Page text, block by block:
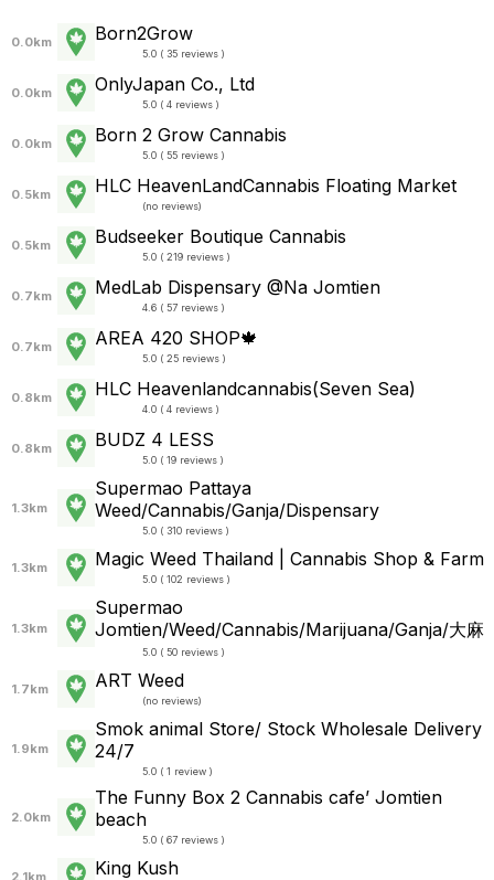
0.0km Born2Grow
5.0 ( 35 reviews )
0.0km OnlyJapan Co., Ltd
5.0 ( 4 reviews )
0.0km Born 2 Grow Cannabis
5.0 ( 55 reviews )
0.5km HLC HeavenLandCannabis Floating Market
(no reviews)
0.5km Budseeker Boutique Cannabis
5.0 ( 219 reviews )
0.7km MedLab Dispensary @Na Jomtien
4.6 ( 57 reviews )
0.7km AREA 420 SHOP🍁
5.0 ( 25 reviews )
0.8km HLC Heavenlandcannabis(Seven Sea)
4.0 ( 4 reviews )
0.8km BUDZ 4 LESS
5.0 ( 19 reviews )
1.3km
Supermao Pattaya
Weed/Cannabis/Ganja/Dispensary
5.0 ( 310 reviews )
1.3km Magic Weed Thailand | Cannabis Shop & Farm
5.0 ( 102 reviews )
1.3km
Supermao
Jomtien/Weed/Cannabis/Marijuana/Ganja/大麻
5.0 ( 50 reviews )
1.7km ART Weed
(no reviews)
1.9km
Smok animal Store/ Stock Wholesale Delivery
24/7
5.0 ( 1 review )
2.0km
The Funny Box 2 Cannabis cafe’ Jomtien
beach
5.0 ( 67 reviews )
2.1km King Kush